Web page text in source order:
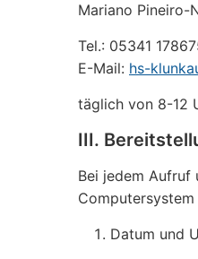
Mariano Pineiro-
Tel.: 05341
E-Mail: hs-
täglich von 8-12
III.
Bei jedem Aufruf
Datum und